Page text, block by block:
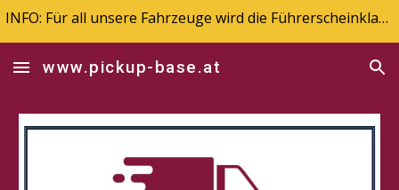
INFO: Für all unsere Fahrzeuge wird die Führerscheinklasse B benötigt!
www.pickup-base.at